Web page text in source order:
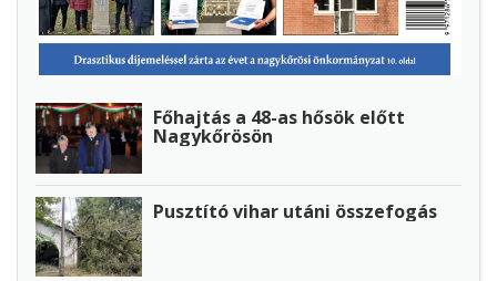
Főhajtás a 48-as hősök előtt
Nagykőrösön
Pusztító vihar utáni összefogás